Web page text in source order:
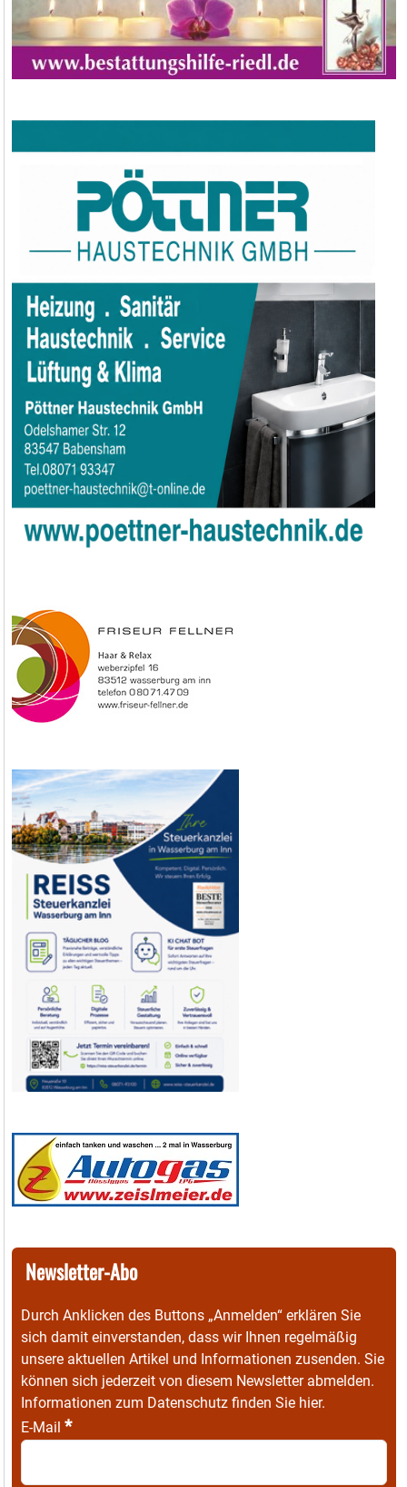
Newsletter-Abo
Durch Anklicken des Buttons „Anmelden“ erklären Sie
sich damit einverstanden, dass wir Ihnen regelmäßig
unsere aktuellen Artikel und Informationen zusenden. Sie
können sich jederzeit von diesem Newsletter abmelden.
Informationen zum Datenschutz finden Sie hier.
E-Mail *